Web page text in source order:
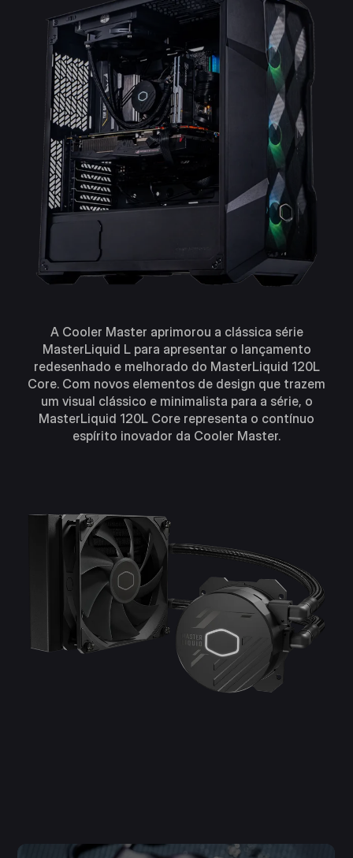
A Cooler Master aprimorou a clássica série
MasterLiquid L para apresentar o lançamento
redesenhado e melhorado do MasterLiquid 120L
Core. Com novos elementos de design que trazem
um visual clássico e minimalista para a série, o
MasterLiquid 120L Core representa o contínuo
espírito inovador da Cooler Master.